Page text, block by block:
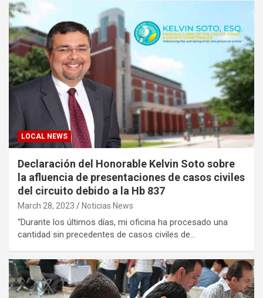
LOCAL NEWS
Declaración del Honorable Kelvin Soto sobre
la afluencia de presentaciones de casos civiles
del circuito debido a la Hb 837
March 28, 2023 Noticias News
“Durante los últimos días, mi oficina ha procesado una
cantidad sin precedentes de casos civiles de…